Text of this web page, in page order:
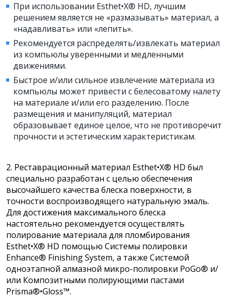
При использовании Esthet•X® HD, лучшим
решением является не «размазывать» материал, а
«надавливать» или «лепить».
Рекомендуется распределять/извлекать материал
из компьюлы уверенными и медленными
движениями.
Быстрое и/или сильное извлечение материала из
компьюлы может привести с белесоватому налету
на материале и/или его разделению. После
размещения и манипуляций, материал
образовывает единое целое, что не противоречит
прочности и эстетическим характеристикам.
2. Реставрационный материал Esthet•X® HD был
специально разработан с целью обеспечения
высочайшего качества блеска поверхности, в
точности воспроизводящего натуральную эмаль.
Для достижения максимального блеска
настоятельно рекомендуется осуществлять
полирование материала для пломбирования
Esthet•X® HD помощью Системы полировки
Enhance® Finishing System, а также Системой
одноэтапной алмазной микро-полировки PoGo® и/
или Композитными полирующими пастами
Prisma®•Gloss™.